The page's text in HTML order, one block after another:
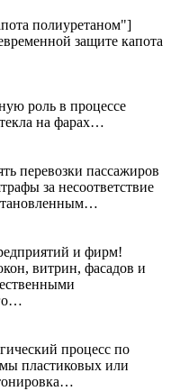
полиуретаном"]
защите капота
роль в процессе
на фарах…
перевозки пассажиров
за несоответствие
и фирм!
витрин, фасадов и
процесс по
пластиковых или